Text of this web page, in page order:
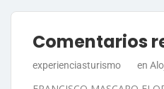
Comentarios
experienciasturismo en